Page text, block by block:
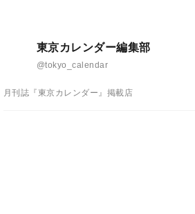
東京カレンダー編集部
@tokyo_calendar
月刊誌『東京カレンダー』掲載店